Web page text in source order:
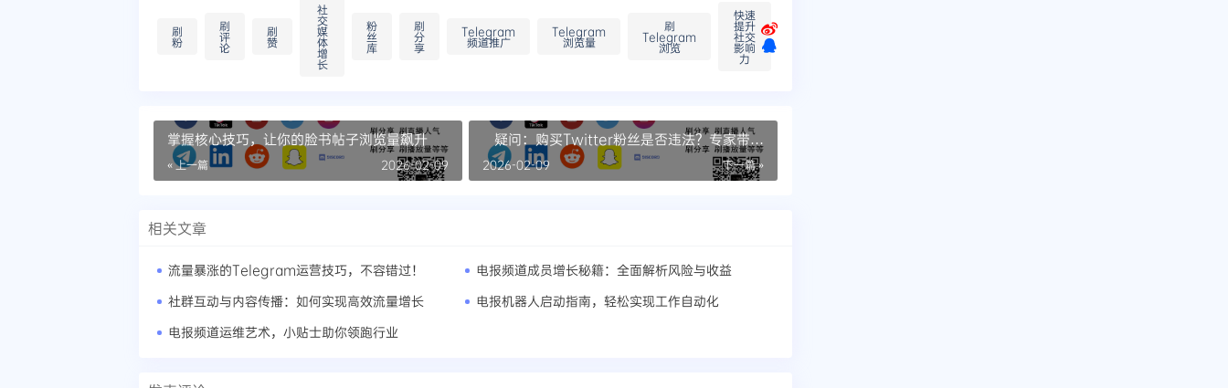
刷
粉
刷
评
论
刷
赞
社
交
媒
体
增
长
粉
丝
库
刷
分
享
Telegram
频道推广
Telegram
浏览量
刷
Telegram
浏览
快速
提升
社交
影响
力
掌握核心技巧，让你的脸书帖子浏览量飙升
« 上一篇 2026-02-09
疑问：购买Twitter粉丝是否违法？专家带你
找答案
下一篇 »
2026-02-09
相关文章
流量暴涨的Telegram运营技巧，不容错过！
电报频道成员增长秘籍：全面解析风险与收益
社群互动与内容传播：如何实现高效流量增长
电报机器人启动指南，轻松实现工作自动化
电报频道运维艺术，小贴士助你领跑行业